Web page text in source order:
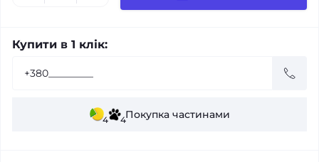
Купити в 1 клік:
4 4Покупка частинами